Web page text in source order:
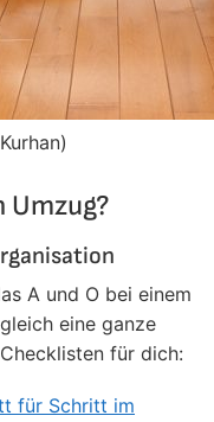
Umzug?
A und O bei einem
eine ganze
für dich:
für Schritt im